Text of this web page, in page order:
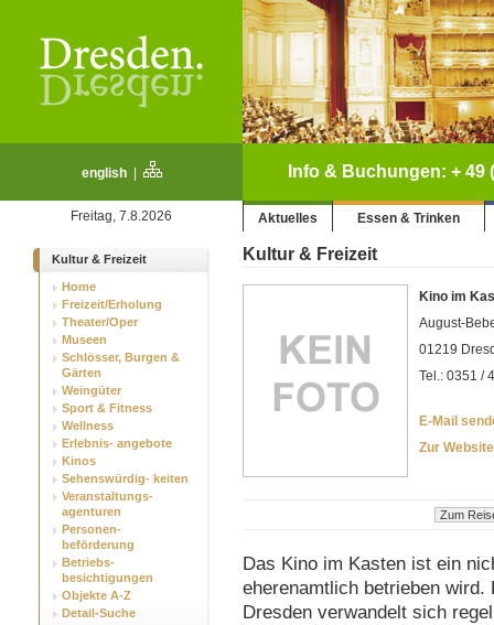
english| Info & Buchungen: + 49
Freitag, 7.8.2026 Aktuelles Essen & Trinken
Kultur & Freizeit
Home
Freizeit/Erholung
Theater/Oper
Museen
Schlösser, Burgen &
Gärten
Weingüter
Sport & Fitness
Wellness
Erlebnis- angebote
Kinos
Sehenswürdig- keiten
Veranstaltungs-
agenturen
Personen-
beförderung
Betriebs-
besichtigungen
Objekte A-Z
Detail-Suche
Kultur & Freizeit
Kino im
August-
01219
Tel.: 0351 /
E-Mail
Zur Website
Das Kino im Kasten ist ein
eherenamtlich betrieben
Dresden verwandelt sich